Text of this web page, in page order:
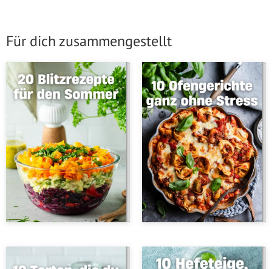
Für dich zusammengestellt